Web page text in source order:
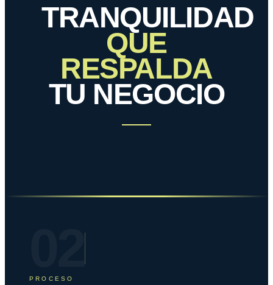
TRANQUILIDAD
QUE
RESPALDA
TU NEGOCIO
PROCESO